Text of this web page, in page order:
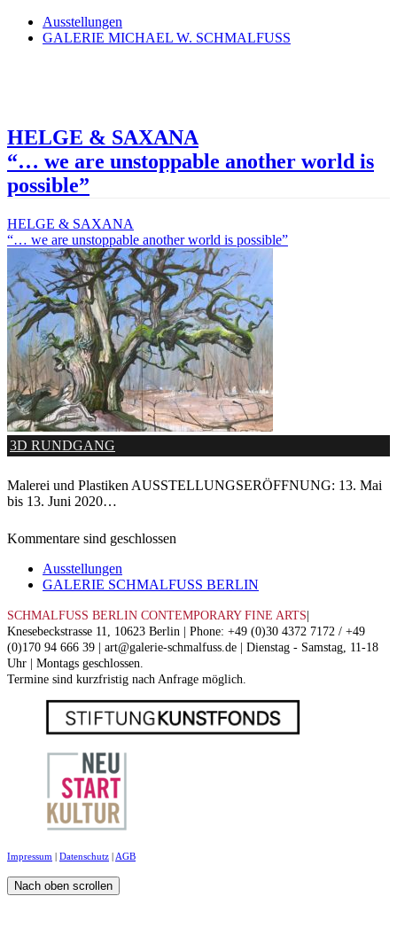
Ausstellungen
GALERIE MICHAEL W. SCHMALFUSS
HELGE & SAXANA
“… we are unstoppable another world is
possible”
HELGE & SAXANA
“… we are unstoppable another world is possible”
3D RUNDGANG
Malerei und Plastiken AUSSTELLUNGSERÖFFNUNG: 13. Mai
bis 13. Juni 2020…
Kommentare sind geschlossen
Ausstellungen
GALERIE SCHMALFUSS BERLIN
SCHMALFUSS BERLIN CONTEMPORARY FINE ARTS
Knesebeckstrasse 11, 10623 Berlin | Phone: +49 (0)30 4372 7172 / +49
(0)170 94 666 39 | art@galerie-schmalfuss.de | Dienstag - Samstag, 11-18
Uhr | Montags geschlossen.
Termine sind kurzfristig nach Anfrage möglich.
Impressum Datenschutz AGB
Nach oben scrollen